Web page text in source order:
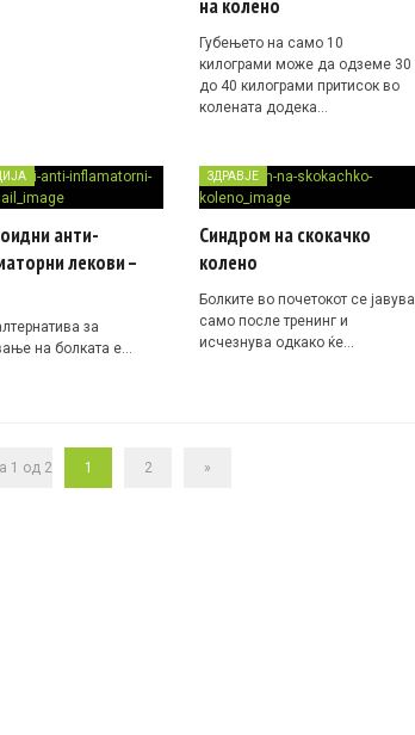
на колено
Губењето на само 10
килограми може да одземе 30
до 40 килограми притисок во
колената додека…
анти-
лекови –
за
на болката е…
ЗДРАВЈЕ
Синдром на скокачко
колено
Болките во почетокот се јавува
само после тренинг и
исчезнува одкако ќе…
1 од 2 1 2 »